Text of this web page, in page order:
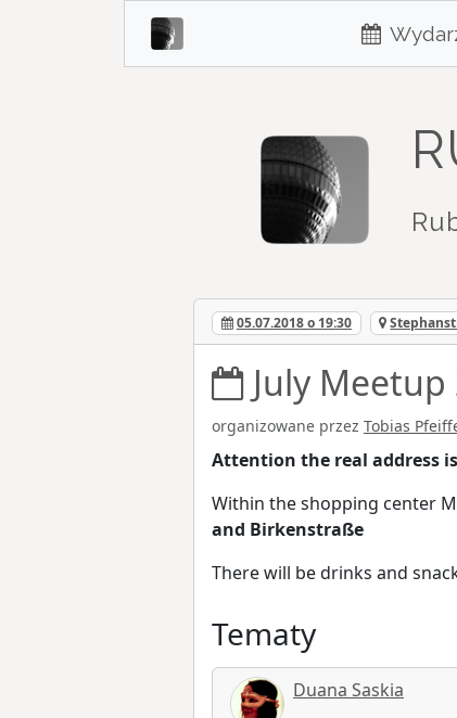
05.07.2018 o 19:30
July Meetup
organizowane przez Tobias
Attention the real address
Within the shopping center
and Birkenstraße
There will be drinks and
Tematy
Duana Saskia